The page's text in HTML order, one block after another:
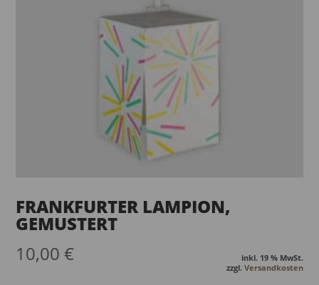
FRANKFURTER LAMPION,
GEMUSTERT
10,00€
inkl. 19 % MwSt.
zzgl. Versandkosten